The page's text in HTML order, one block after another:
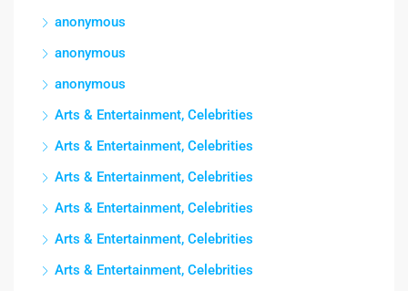
anonymous
anonymous
anonymous
Arts & Entertainment, Celebrities
Arts & Entertainment, Celebrities
Arts & Entertainment, Celebrities
Arts & Entertainment, Celebrities
Arts & Entertainment, Celebrities
Arts & Entertainment, Celebrities